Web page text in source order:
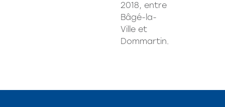
2018, entre
Bâgé-la-
Ville et
Dommartin.